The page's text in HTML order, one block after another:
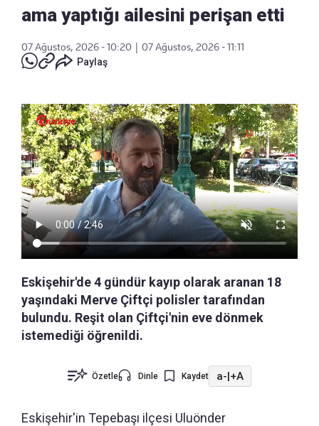
ama yaptığı ailesini perişan etti
07 Ağustos, 2026 - 10:20
07 Ağustos, 2026 - 11:11
Paylaş
Eskişehir'de 4 gündür kayıp olarak aranan 18
yaşındaki Merve Çiftçi polisler tarafından
bulundu. Reşit olan Çiftçi'nin eve dönmek
istemediği öğrenildi.
Özetle Dinle Kaydet a-|+A
Eskişehir'in Tepebaşı ilçesi Uluönder